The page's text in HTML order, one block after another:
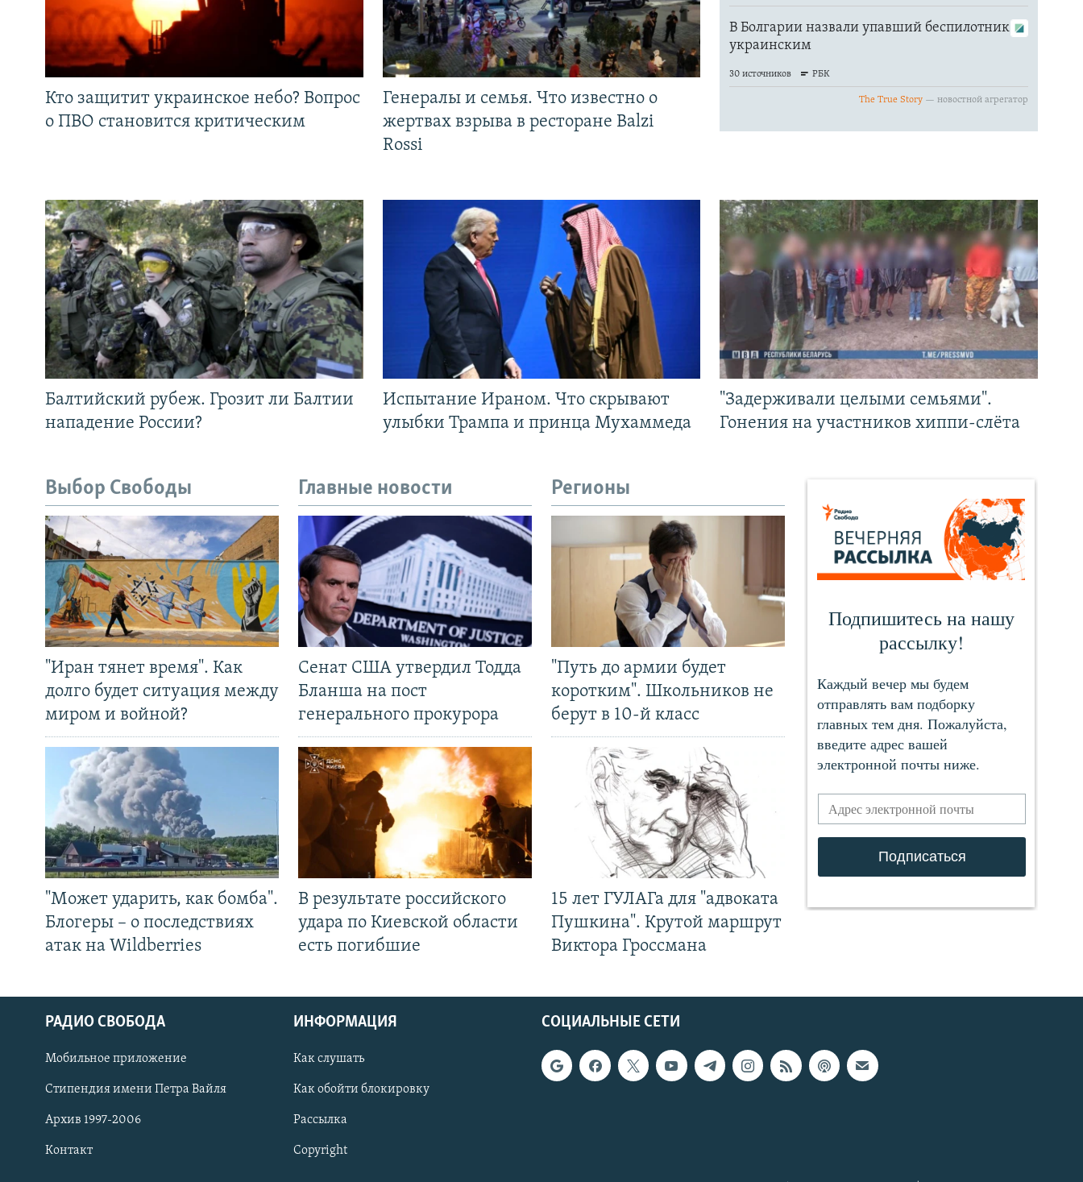
СОЦИАЛЬНЫЕ СЕТИ
Кто защитит украинское небо? Вопрос
о ПВО становится критическим
Генералы и семья. Что известно о
жертвах взрыва в ресторане Balzi
Rossi
Балтийский рубеж. Грозит ли Балтии
нападение России?
Испытание Ираном. Что скрывают
улыбки Трампа и принца Мухаммеда
"Задерживали целыми семьями".
Гонения на участников хиппи-слёта
Выбор Свободы
"Иран тянет время". Как
долго будет ситуация между
миром и войной?
"Может ударить, как бомба".
Блогеры – о последствиях
атак на Wildberries
Главные новости
Сенат США утвердил Тодда
Бланша на пост
генерального прокурора
В результате российского
удара по Киевской области
есть погибшие
Регионы
"Путь до армии будет
коротким". Школьников не
берут в 10-й класс
15 лет ГУЛАГа для "адвоката
Пушкина". Крутой маршрут
Виктора Гроссмана
СОЦИАЛЬНЫЕ СЕТИ
РАДИО СВОБОДА
Мобильное приложение
Стипендия имени Петра Вайля
Архив 1997-2006
Контакт
ИНФОРМАЦИЯ
Как слушать
Как обойти блокировку
Рассылка
Copyright